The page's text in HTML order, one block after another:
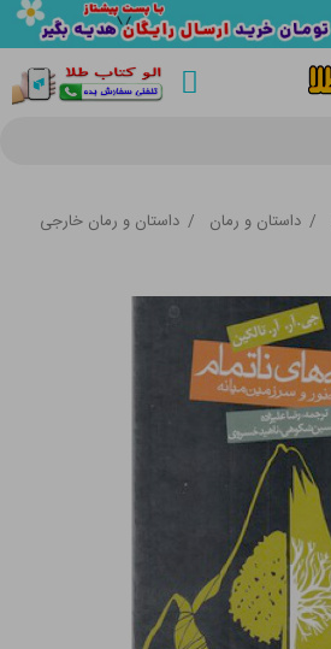
/ داستان و رمان / داستان و رمان خارجی